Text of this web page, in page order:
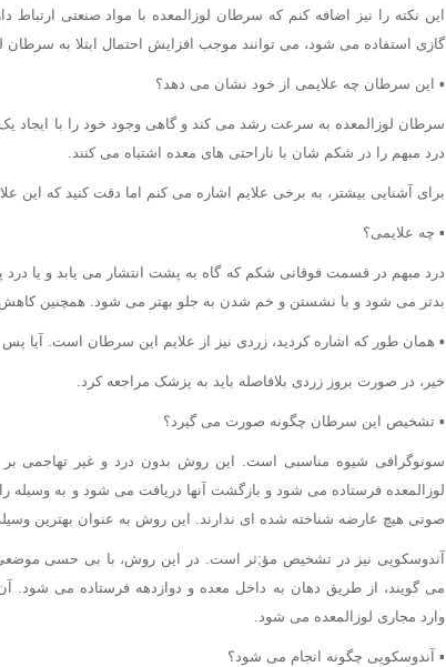
این نکته را نیز اضافه کنم که سرطان لوزالمعده با مواد صنعتی
گازی استفاده می شود، می توانند موجب افزایش احتمال ابتلا به سرطان
▪ این سرطان چه علایمی از خود نشان می دهد؟
سرطان لوزالمعده به سرعت رشد می کند و گاهی وجود خود را با ایجاد
درد مبهم را در شکم شان با ناراحتی های معده اشتباه می کنند.
برای آشنایی بیشتر، به برخی علایم اشاره می کنم اما دقت کنید که این
▪ چه علایمی؟
درد مبهم در قسمت فوقانی شکم که گاه به پشت انتشار می یابد و یا
بدتر می شود و با نشستن و خم شدن به جلو بهتر می شود. همچنین کاهش
▪ همان طور که اشاره کردید، زردی نیز از علایم این سرطان است. آیا
خیر، در صورت بروز زردی بلافاصله باید به پزشک مراجعه کرد.
▪ تشخیص این سرطان چگونه صورت می گیرد؟
سونوگرافی شیوه مناسبی است. این روش بدون درد و غیر تهاجمی
لوزالمعده فرستاده می شود و بازگشت آنها دریافت می شود و به وسیله
صوتی هیچ عارضه شناخته شده ای ندارند. این روش به عنوان بهترین
آندوسکوپی نیز در تشخیص مؤ;ثر است. در این روش، با بی حسی موضعی،
می گویند، از طریق دهان به داخل معده و دوازدهه فرستاده می شود.
وارد مجاری لوزالمعده می شود.
▪ آندوسکوپی چگونه انجام می شود؟